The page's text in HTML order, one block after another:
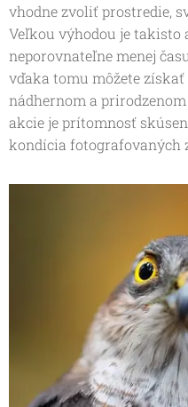
vhodne zvoliť prostredie,
Veľkou výhodou je takisto
neporovnateľne menej
vďaka tomu môžete
nádhernom a
akcie je prítomnosť
kondícia fotografovaných